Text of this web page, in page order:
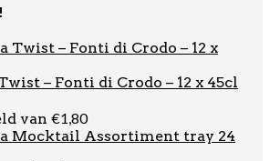
– Fonti di Crodo – 12 x 45cl
van €1,80